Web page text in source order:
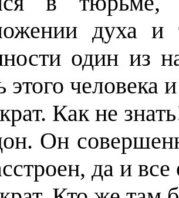
духа и
один из
этого человека
Как не
Он
да и